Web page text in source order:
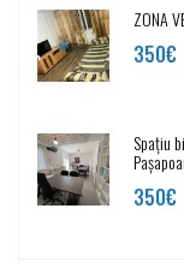
ZONA
350€
Spațiu
350€